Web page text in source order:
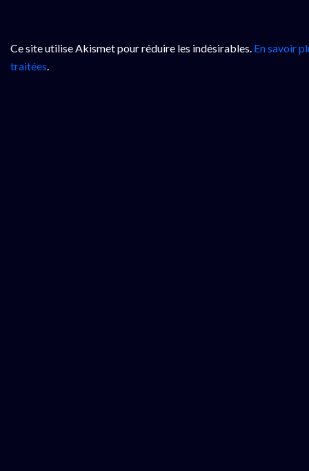
Ce site utilise Akismet pour réduire les indésirables. En savoir
traitées.